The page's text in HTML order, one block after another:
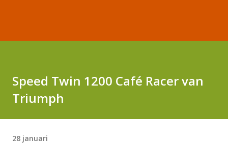
Speed Twin 1200 Café Racer van
Triumph
28 januari